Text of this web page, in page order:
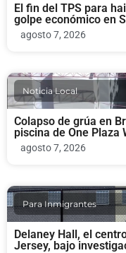
El fin del TPS para
golpe económico en
agosto 7, 2026
Noticia Local
Colapso de grúa en
piscina de One Plaza
agosto 7, 2026
Para Inmigrantes
Delaney Hall, el
Jersey, bajo